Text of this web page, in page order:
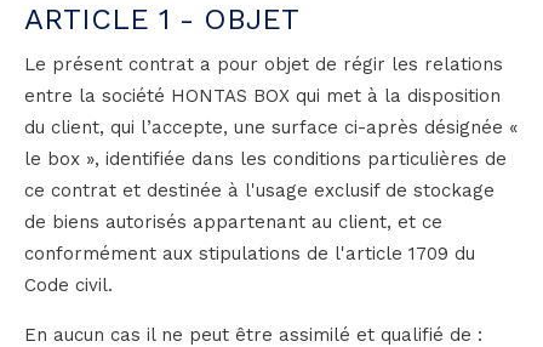
ARTICLE 1 - OBJET
Le présent contrat a pour objet de régir les relations
entre la société HONTAS BOX qui met à la disposition
du client, qui l’accepte, une surface ci-après désignée «
le box », identifiée dans les conditions particulières de
ce contrat et destinée à l'usage exclusif de stockage
de biens autorisés appartenant au client, et ce
conformément aux stipulations de l'article 1709 du
Code civil.
En aucun cas il ne peut être assimilé et qualifié de :